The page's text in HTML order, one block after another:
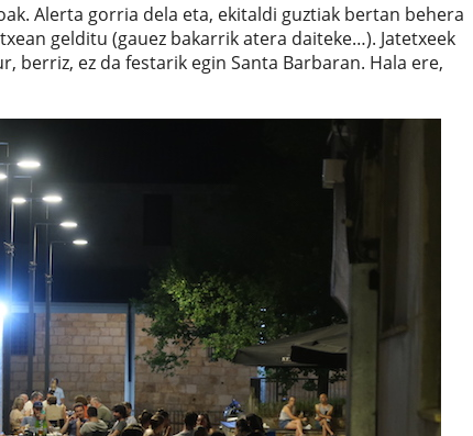
Alerta gorria dela eta, ekitaldi guztiak bertan behera
gelditu (gauez bakarrik atera daiteke…). Jatetxeek
berriz, ez da festarik egin Santa Barbaran. Hala ere,